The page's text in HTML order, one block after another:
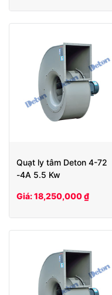
Quạt ly tâm Deton 4-72
-4A 5.5 Kw
Giá: 18,250,000 ₫